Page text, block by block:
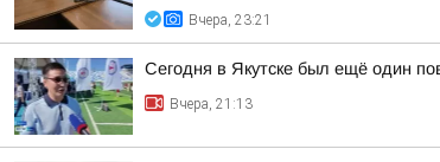
Вчера, 23:21
Сегодня в Якутске был ещё один
Вчера, 21:13